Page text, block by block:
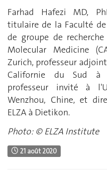
Farhad Hafezi MD,
titulaire de la Faculté de
de groupe de
Molecular Medicine
Zurich, professeur
Californie du Sud à
professeur invité à
Wenzhou, Chine, et
ELZA à Dietikon.
Photo: © ELZA Institute
21 août 2020